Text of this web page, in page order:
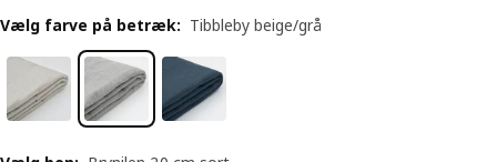
Vælg farve på betræk: Tibbleby beige/grå